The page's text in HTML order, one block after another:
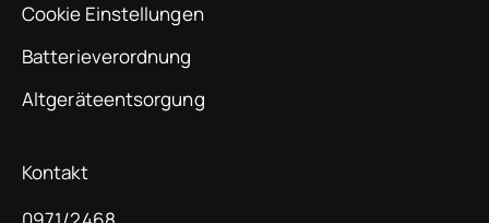
Cookie Einstellungen
Batterieverordnung
Altgeräteentsorgung
Kontakt